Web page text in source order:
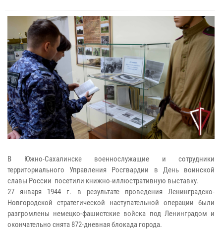
В Южно-Сахалинске военнослужащие и сотрудники
территориального Управления Росгвардии в День воинской
славы России посетили книжно-иллюстративную выставку.
27 января 1944 г. в результате проведения Ленинградско-
Новгородской стратегической наступательной операции были
разгромлены немецко-фашистские войска под Ленинградом и
окончательно снята 872-дневная блокада города.